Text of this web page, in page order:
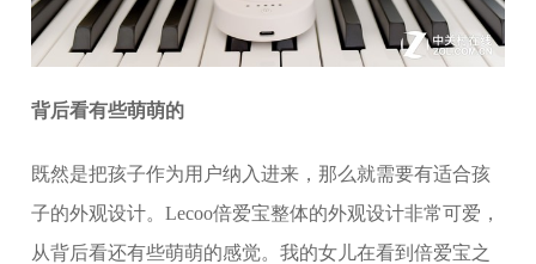
背后看有些萌萌的
既然是把孩子作为用户纳入进来，那么就需要有适合孩
子的外观设计。Lecoo倍爱宝整体的外观设计非常可爱，
从背后看还有些萌萌的感觉。我的女儿在看到倍爱宝之